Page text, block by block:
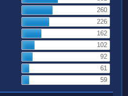
260
226
162
102
92
61
59